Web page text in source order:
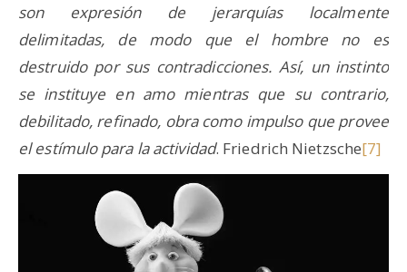
son expresión de jerarquías localmente
delimitadas, de modo que el hombre no es
destruido por sus contradicciones. Así, un instinto
se instituye en amo mientras que su contrario,
debilitado, refinado, obra como impulso que provee
el estímulo para la actividad. Friedrich Nietzsche[7]